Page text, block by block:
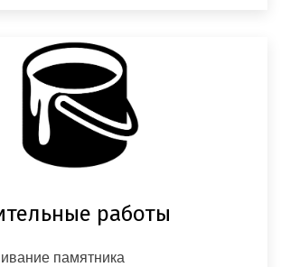
работы
памятника